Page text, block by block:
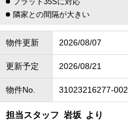
隣家との間隔が大きい
物件更新 2026/08/07
更新予定 2026/08/21
物件No. 31023216277-002
担当スタッフ 岩坂 より